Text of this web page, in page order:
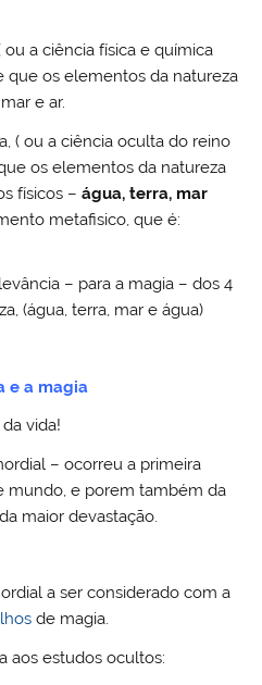
p
o
m
a ciência física e química
os elementos da natureza
e ar.
( ou a ciência oculta do reino
os elementos da natureza
físicos –água, terra, mar
metafisico, que é:
– para a magia – dos 4
(água, terra, mar e água)
e a magia
vida!
– ocorreu a primeira
mundo, e porem também da
maior devastação.
a ser considerado com a
de magia.
aos estudos ocultos: